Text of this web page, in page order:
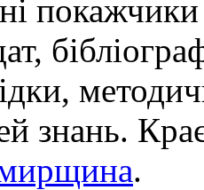
знань.
.